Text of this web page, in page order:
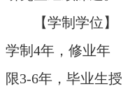
【学制学位】
学制4年，修业年
限3-6年，毕业生授